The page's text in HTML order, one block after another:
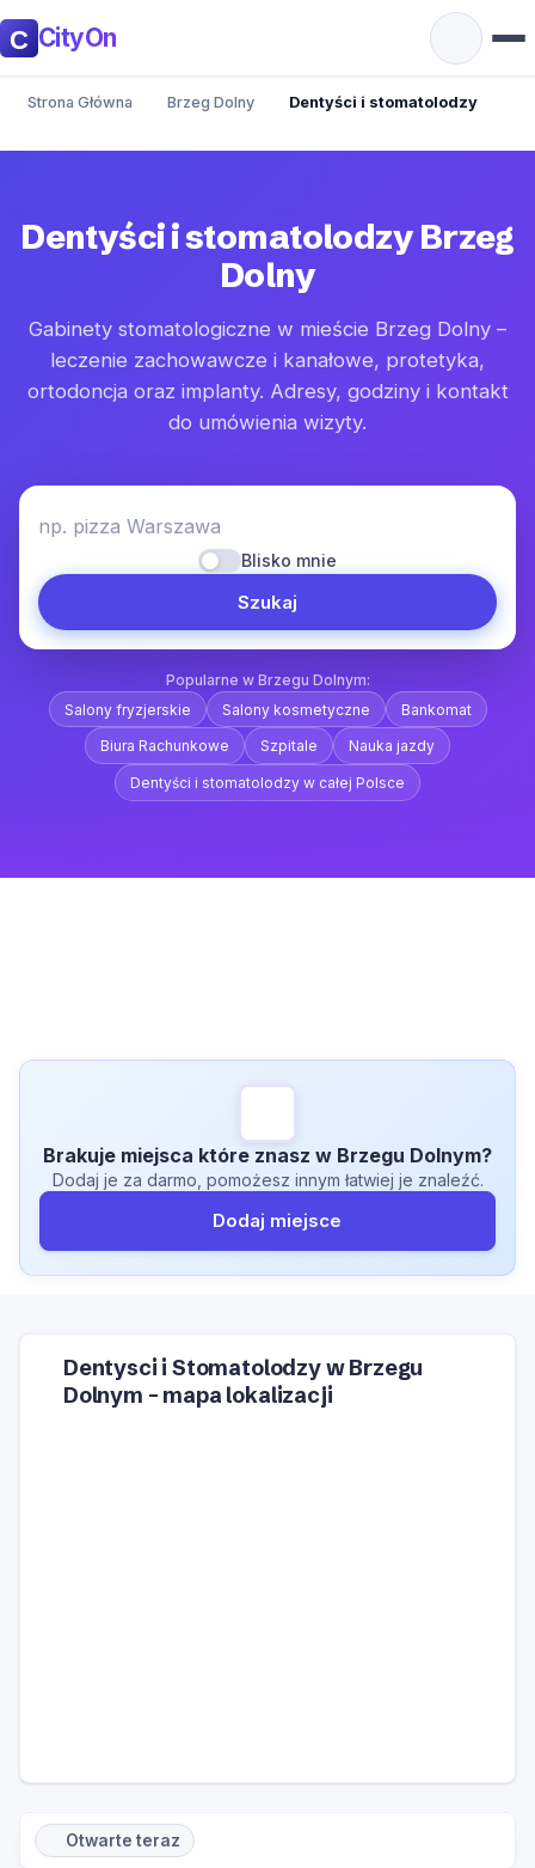
CityOn
Strona Główna Brzeg Dolny Dentyści i stomatolodzy
Dentyści i stomatolodzy Brzeg
Dolny
Gabinety stomatologiczne w mieście Brzeg Dolny –
leczenie zachowawcze i kanałowe, protetyka,
ortodoncja oraz implanty. Adresy, godziny i kontakt
do umówienia wizyty.
np. pizza Warszawa
Blisko mnie
Szukaj
Popularne w Brzegu Dolnym:
Salony fryzjerskie
Salony kosmetyczne Bankomat
Biura Rachunkowe Szpitale Nauka jazdy
Dentyści i stomatolodzy w całej Polsce
Brakuje miejsca które znasz w Brzegu Dolnym?
Dodaj je za darmo, pomożesz innym łatwiej je znaleźć.
Dodaj miejsce
Otwarte teraz
Dentysci i Stomatolodzy w Brzegu
Dolnym – mapa lokalizacji